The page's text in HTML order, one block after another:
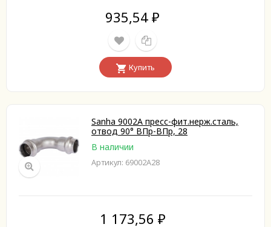
935,54 ₽
Купить
Sanha 9002A пресс-фит.нерж.сталь,
отвод 90° ВПр-ВПр, 28
В наличии
Артикул: 69002A28
1 173,56 ₽